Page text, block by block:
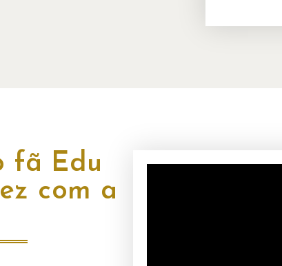
fã Edu
com a